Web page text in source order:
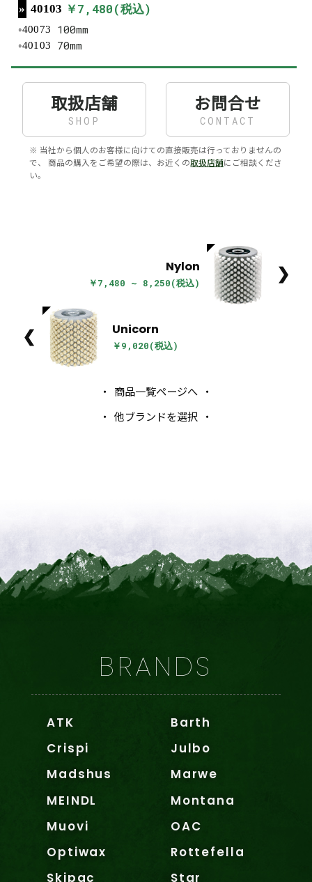
40103 ￥7,480(税込)
40073 100mm
40103 70mm
取扱店舗
SHOP
お問合せ
CONTACT
※ 当社から個人のお客様に向けての直接販売は行っておりませんの
で、 商品の購入をご希望の際は、お近くの取扱店舗にご相談くださ
い。
Nylon
￥7,480 ~ 8,250(税込) ❯
❮ Unicorn
￥9,020(税込)
商品一覧ページへ
他ブランドを選択
BRANDS
ATK
Barth
Crispi
Julbo
Madshus
Marwe
MEINDL
Montana
Muovi
OAC
Optiwax
Rottefella
Skipac
Star